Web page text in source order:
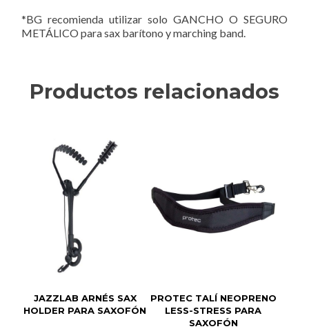
*BG recomienda utilizar solo GANCHO O SEGURO
METÁLICO para sax barítono y marching band.
Productos relacionados
JAZZLAB ARNÉS SAX
HOLDER PARA SAXOFÓN
PROTEC TALÍ NEOPRENO
LESS-STRESS PARA
SAXOFÓN